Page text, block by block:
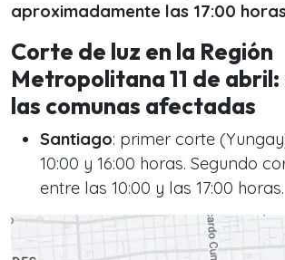
aproximadamente las 17:00
Corte de luz en la Región
Metropolitana 11 de abril:
las comunas afectadas
Santiago: primer corte
10:00 y 16:00 horas. Segundo
entre las 10:00 y las 17:00 horas.